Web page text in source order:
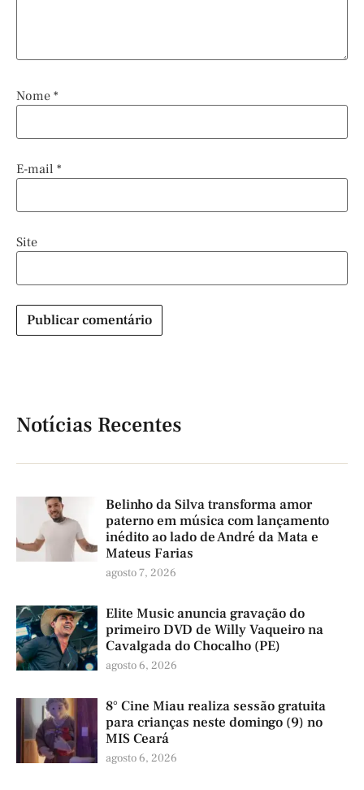
Nome *
E-mail *
Site
Notícias Recentes
Belinho da Silva transforma amor
paterno em música com lançamento
inédito ao lado de André da Mata e
Mateus Farias
agosto 7, 2026
Elite Music anuncia gravação do
primeiro DVD de Willy Vaqueiro na
Cavalgada do Chocalho (PE)
agosto 6, 2026
8° Cine Miau realiza sessão gratuita
para crianças neste domingo (9) no
MIS Ceará
agosto 6, 2026